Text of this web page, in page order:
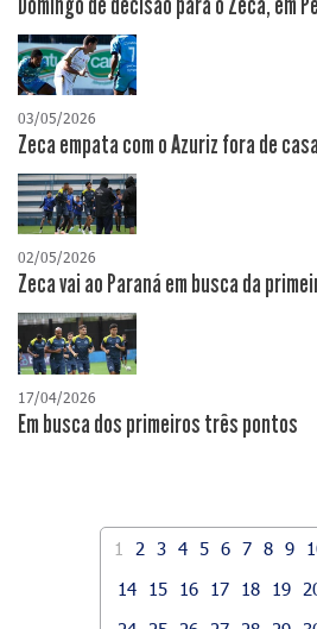
Domingo de decisão para o Zeca, em
03/05/2026
Zeca empata com o Azuriz fora de
02/05/2026
Zeca vai ao Paraná em busca da
17/04/2026
​Em busca dos primeiros três pontos
1 2 3 4 5 6 7 8 9
14
15 16 17 18 19